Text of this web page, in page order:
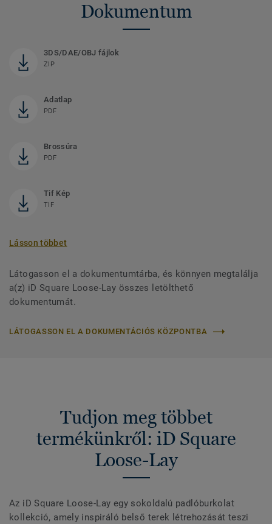
Dokumentum
3DS/DAE/OBJ fájlok
ZIP
Adatlap
PDF
Brossúra
PDF
Tif Kép
TIF
Lásson többet
Látogasson el a dokumentumtárba, és könnyen megtalálja
a(z) iD Square Loose-Lay összes letölthető
dokumentumát.
LÁTOGASSON EL A DOKUMENTÁCIÓS KÖZPONTBA
Tudjon meg többet
termékünkről: iD Square
Loose-Lay
Az iD Square Loose-Lay egy sokoldalú padlóburkolat
kollekció, amely inspiráló belső terek létrehozását teszi